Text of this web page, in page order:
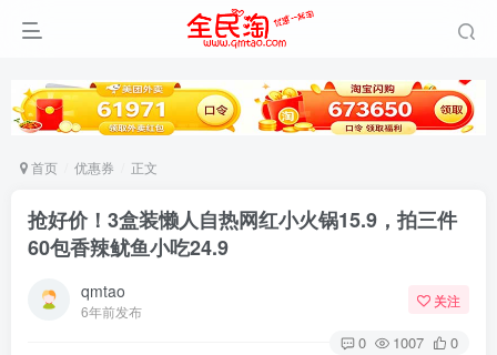
首页 优惠券 正文
抢好价！3盒装懒人自热网红小火锅15.9，拍三件
60包香辣鱿鱼小吃24.9
qmtao
6年前发布
关注
0 1007 0